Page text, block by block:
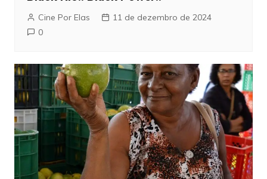
Cine Por Elas
11 de dezembro de 2024
0